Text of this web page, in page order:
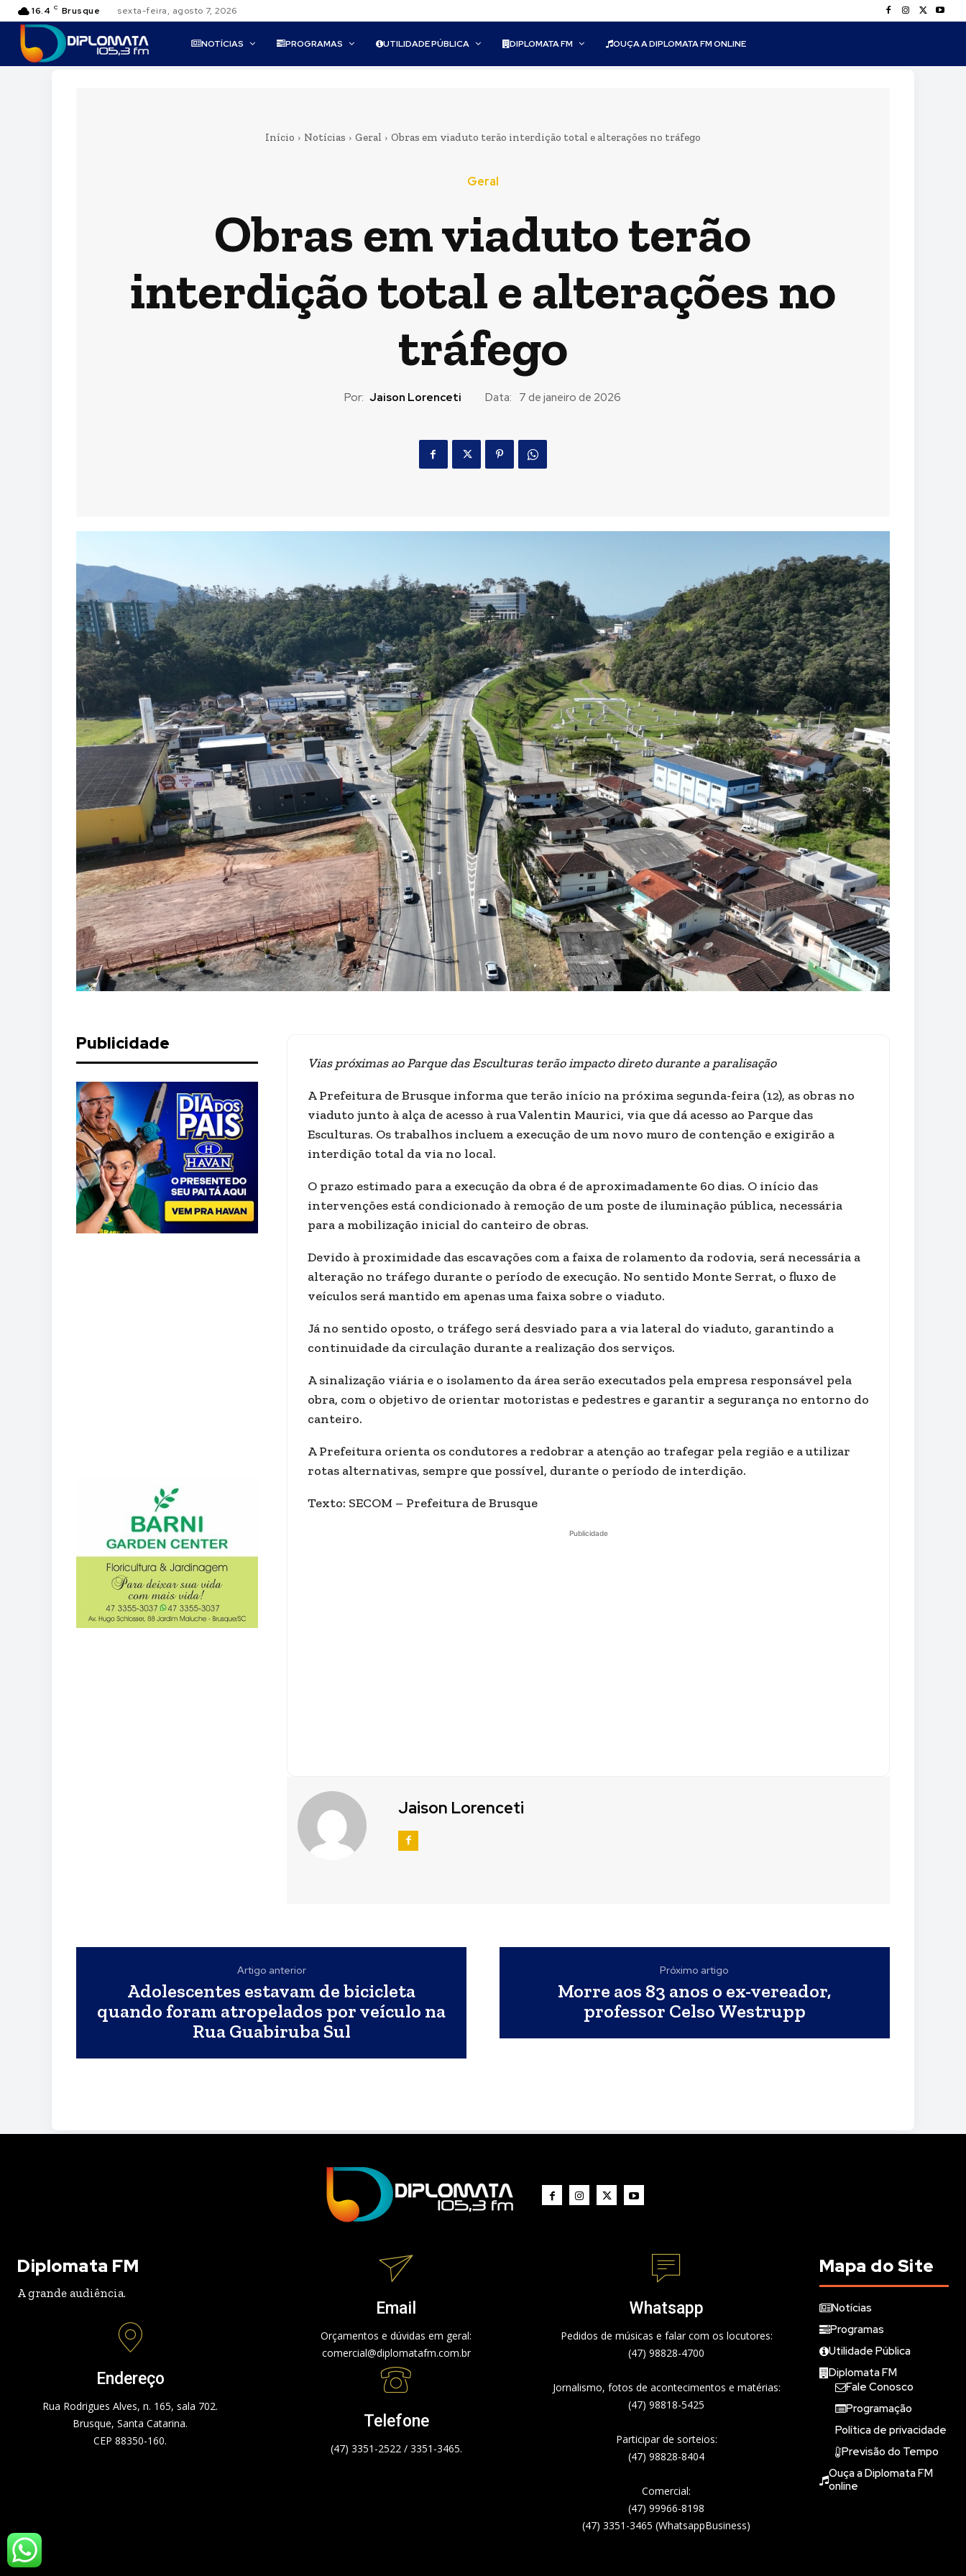
16.4 C Brusque sexta-feira, agosto 7, 2026
NOTÍCIAS PROGRAMAS UTILIDADE PÚBLICA DIPLOMATA FM OUÇA A DIPLOMATA FM ONLINE
Início Notícias Geral Obras em viaduto terão interdição total e alterações no tráfego
Geral
Obras em viaduto terão
interdição total e alterações no
tráfego
Por: Jaison Lorenceti Data: 7 de janeiro de 2026
Publicidade
Vias próximas ao Parque das Esculturas terão impacto direto durante a paralisação
A Prefeitura de Brusque informa que terão início na próxima segunda-feira (12), as obras no
viaduto junto à alça de acesso à rua Valentin Maurici, via que dá acesso ao Parque das
Esculturas. Os trabalhos incluem a execução de um novo muro de contenção e exigirão a
interdição total da via no local.
O prazo estimado para a execução da obra é de aproximadamente 60 dias. O início das
intervenções está condicionado à remoção de um poste de iluminação pública, necessária
para a mobilização inicial do canteiro de obras.
Devido à proximidade das escavações com a faixa de rolamento da rodovia, será necessária a
alteração no tráfego durante o período de execução. No sentido Monte Serrat, o fluxo de
veículos será mantido em apenas uma faixa sobre o viaduto.
Já no sentido oposto, o tráfego será desviado para a via lateral do viaduto, garantindo a
continuidade da circulação durante a realização dos serviços.
A sinalização viária e o isolamento da área serão executados pela empresa responsável pela
obra, com o objetivo de orientar motoristas e pedestres e garantir a segurança no entorno do
canteiro.
A Prefeitura orienta os condutores a redobrar a atenção ao trafegar pela região e a utilizar
rotas alternativas, sempre que possível, durante o período de interdição.
Texto: SECOM – Prefeitura de Brusque
Publicidade
Jaison Lorenceti
Artigo anterior
Adolescentes estavam de bicicleta
quando foram atropelados por veículo na
Rua Guabiruba Sul
Próximo artigo
Morre aos 83 anos o ex-vereador,
professor Celso Westrupp
Diplomata FM
A grande audiência.
Endereço
Rua Rodrigues Alves, n. 165, sala 702.
Brusque, Santa Catarina.
CEP 88350-160.
Email
Orçamentos e dúvidas em geral:
comercial@diplomatafm.com.br
Telefone
(47) 3351-2522 / 3351-3465.
Whatsapp
Pedidos de músicas e falar com os locutores:
(47) 98828-4700
Jornalismo, fotos de acontecimentos e matérias:
(47) 98818-5425
Participar de sorteios:
(47) 98828-8404
Comercial:
(47) 99966-8198
(47) 3351-3465 (WhatsappBusiness)
Mapa do Site
Notícias
Programas
Utilidade Pública
Diplomata FM
Fale Conosco
Programação
Política de privacidade
Previsão do Tempo
Ouça a Diplomata FM
online